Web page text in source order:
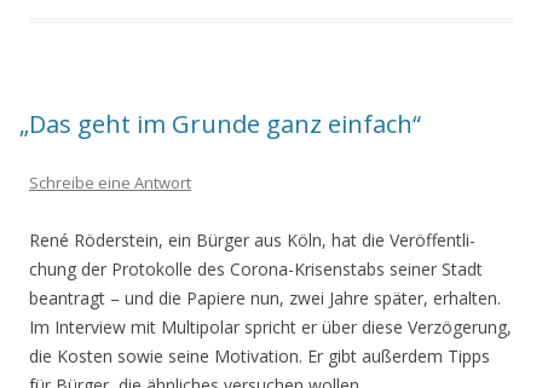
„Das geht im Grunde ganz einfach“
Schreibe eine Antwort
René Röder­stein, ein Bür­ger aus Köln, hat die Ver­öf­fent­li­
chung der Pro­to­kol­le des Coro­na-Kri­sen­stabs sei­ner Stadt
bean­tragt – und die Papie­re nun, zwei Jah­re spä­ter, erhal­ten.
Im Inter­view mit Mul­ti­po­lar spricht er über die­se Ver­zö­ge­rung,
die Kos­ten sowie sei­ne Moti­va­ti­on. Er gibt außer­dem Tipps